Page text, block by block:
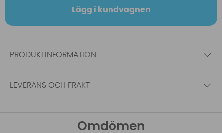
Lägg i kundvagnen
PRODUKTINFORMATION
LEVERANS OCH FRAKT
Omdömen